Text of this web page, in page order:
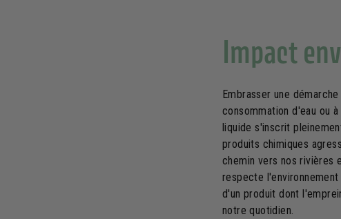
Impact
Embrasser une
consommation d'eau ou
liquide s'inscrit
produits chimiques
chemin vers nos rivières
respecte
d'un produit dont
notre quotidien.